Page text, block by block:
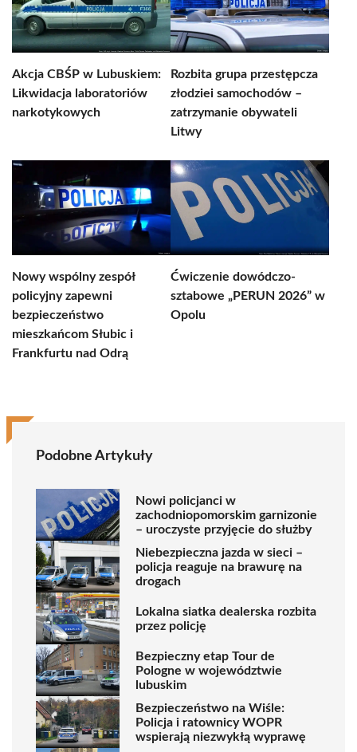
Akcja CBŚP w Lubuskiem:
Likwidacja laboratoriów
narkotykowych
Rozbita grupa przestępcza
złodziei samochodów –
zatrzymanie obywateli
Litwy
Nowy wspólny zespół
policyjny zapewni
bezpieczeństwo
mieszkańcom Słubic i
Frankfurtu nad Odrą
Ćwiczenie dowódczo-
sztabowe „PERUN 2026” w
Opolu
Podobne Artykuły
Nowi policjanci w
zachodniopomorskim garnizonie
– uroczyste przyjęcie do służby
Niebezpieczna jazda w sieci –
policja reaguje na brawurę na
drogach
Lokalna siatka dealerska rozbita
przez policję
Bezpieczny etap Tour de
Pologne w województwie
lubuskim
Bezpieczeństwo na Wiśle:
Policja i ratownicy WOPR
wspierają niezwykłą wyprawę